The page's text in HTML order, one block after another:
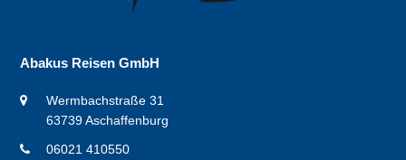
Abakus Reisen GmbH
Wermbachstraße 31
63739 Aschaffenburg
06021 410550